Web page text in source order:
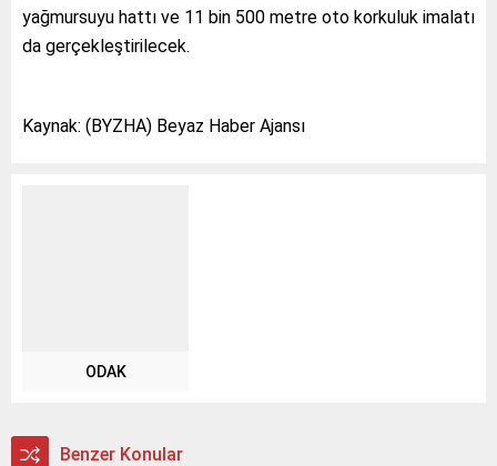
yağmursuyu hattı ve 11 bin 500 metre oto korkuluk imalatı
da gerçekleştirilecek.
Kaynak: (BYZHA) Beyaz Haber Ajansı
ODAK
Benzer Konular